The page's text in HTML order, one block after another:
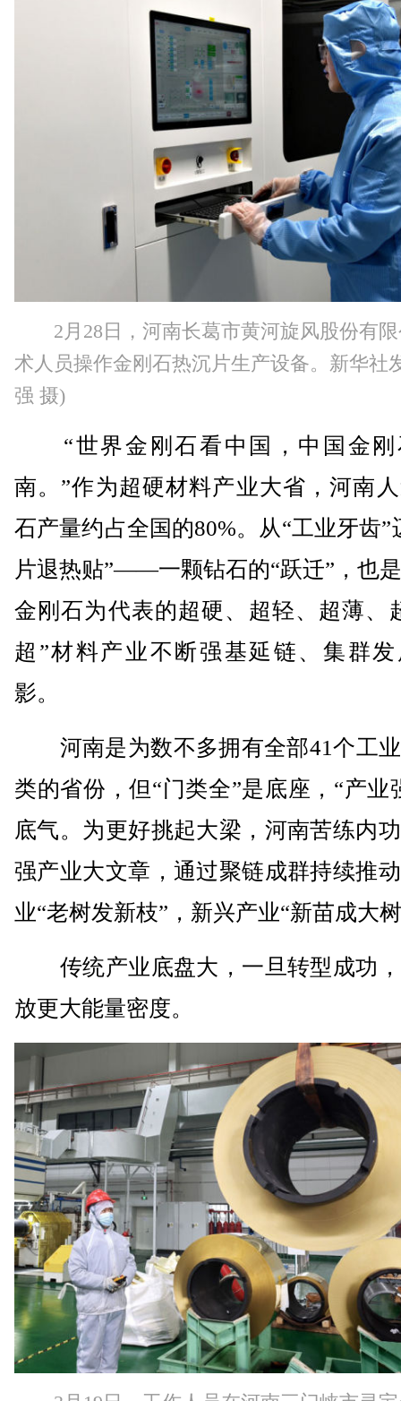
2月28日，河南长葛市黄河旋风股份有
术人员操作金刚石热沉片生产设备。新华社
强 摄)
“世界金刚石看中国，中国金刚
南。”作为超硬材料产业大省，河南
石产量约占全国的80%。从“工业牙齿”
片退热贴”——一颗钻石的“跃迁”，也
金刚石为代表的超硬、超轻、超薄、
超”材料产业不断强基延链、集群
影。
河南是为数不多拥有全部41个工
类的省份，但“门类全”是底座，“产业
底气。为更好挑起大梁，河南苦练内
强产业大文章，通过聚链成群持续推
业“老树发新枝”，新兴产业“新苗成大
传统产业底盘大，一旦转型成功
放更大能量密度。